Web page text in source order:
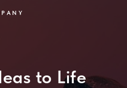
to Life